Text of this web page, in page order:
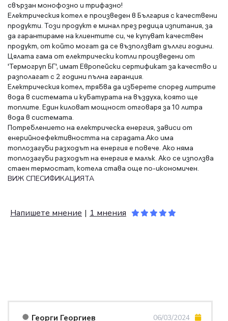
свързан монофозно и трифазно!
Електрическия котел е произведен в България с качествени
продукти. Този продукт е минал през редица изпитания, за
да гарантираме на клиентите си, че купуват качествен
продукт, от който могат да се възползват дъллги години.
Цялата гама от електрически котли произведени от
'Термогруп БГ', имат Европейски сертификат за качество и
разполагат с 2 години пълна гаранция.
Електрическия котел, трябва да изберете според литрите
вода в системата и кубатурата на въздуха, която ще
топлите. Един киловат мощност отговаря за 10 литра
вода в системата.
Потреблението на електрическа енергия, зависи от
енерийноефективността на сградата.Ако има
топлозагуби разходът на енергия е повече. Ако няма
топлозагуби разходът на енергия е малък. Ако се използва
стаен термостат, котела става още по-икономичен.
ВИЖ СПЕСИФИКАЦИЯТА
Напишете мнение | 1 мнения
06/03/2024
Георги Георгиев